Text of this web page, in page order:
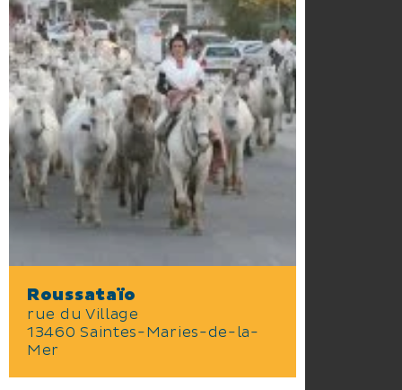
Roussataïo
rue du Village
13460 Saintes-Maries-de-la-
Mer